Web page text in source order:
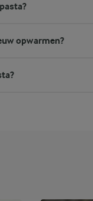
opwarmen?